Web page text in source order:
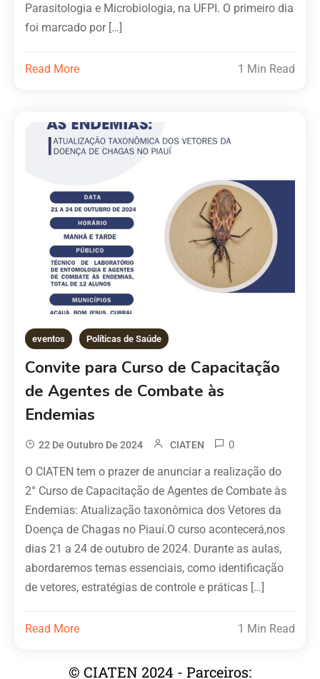
Parasitologia e Microbiologia, na UFPI. O primeiro dia
foi marcado por […]
Read More 1 Min Read
eventos Políticas de Saúde
Convite para Curso de Capacitação
de Agentes de Combate às
Endemias
22 De Outubro De 2024 CIATEN 0
O CIATEN tem o prazer de anunciar a realização do
2° Curso de Capacitação de Agentes de Combate às
Endemias: Atualização taxonômica dos Vetores da
Doença de Chagas no Piauí.O curso acontecerá,nos
dias 21 a 24 de outubro de 2024. Durante as aulas,
abordaremos temas essenciais, como identificação
de vetores, estratégias de controle e práticas […]
Read More 1 Min Read
© CIATEN 2024 - Parceiros: